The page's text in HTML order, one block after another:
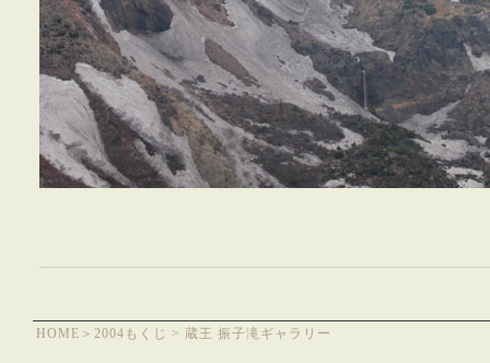
HOME ＞ 2004もくじ > 蔵王 振子滝ギャラリー